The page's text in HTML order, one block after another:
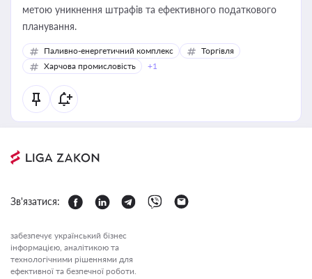
метою уникнення штрафів та ефективного податкового
планування.
Паливно-енергетичний комплекс
Торгівля
Харчова промисловість
+1
Зв'язатися:
забезпечує український бізнес
інформацією, аналітикою та
технологічними рішеннями для
ефективної та безпечної роботи.